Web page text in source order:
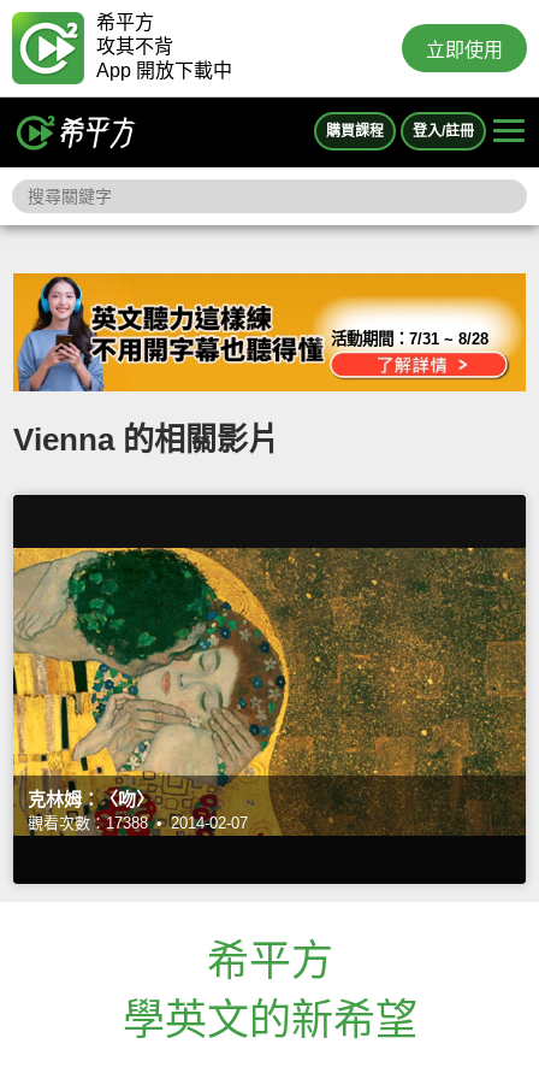
希平方
攻其不背
App 開放下載中
立即使用
購買課程 登入/註冊
活動期間：7/31 ~ 8/28
Vienna 的相關影片
克林姆：〈吻〉
觀看次數：17388 • 2014-02-07
希平方
學英文的新希望